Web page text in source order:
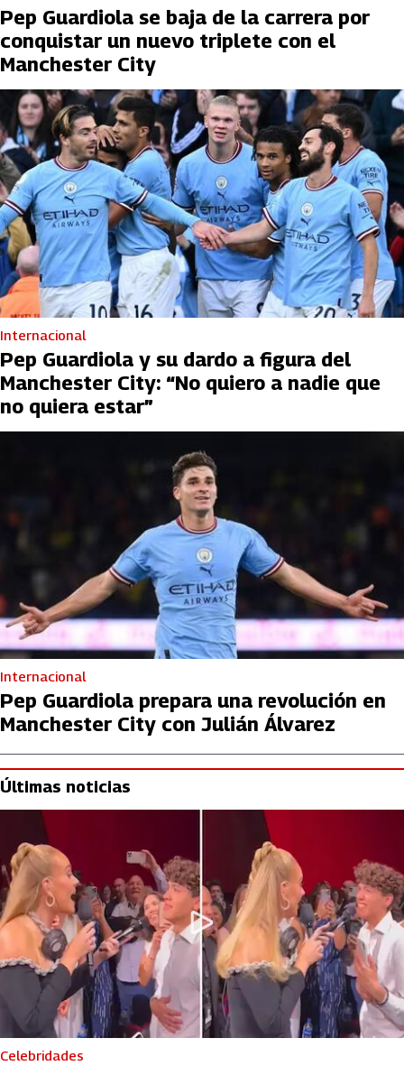
Pep Guardiola se baja de la carrera por
conquistar un nuevo triplete con el
Manchester City
Internacional
Pep Guardiola y su dardo a figura del
Manchester City: “No quiero a nadie que
no quiera estar”
Internacional
Pep Guardiola prepara una revolución en
Manchester City con Julián Álvarez
Últimas noticias
Celebridades